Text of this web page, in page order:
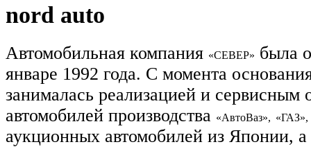
nord auto
Автомобильная компания «СЕВЕР» была
январе 1992 года. С момента
занималась реализацией и сервисным
автомобилей производства «АвтоВаз»,
аукционных автомобилей из Японии,